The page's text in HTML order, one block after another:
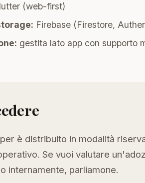
(web-first)
Firebase (Firestore,
gestita lato app con supporto
è distribuito in modalità
Se vuoi valutare
internamente, parliamone.